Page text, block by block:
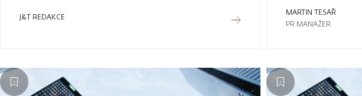
J&T REDAKCE
MARTIN TESAŘ
PR MANAŽER